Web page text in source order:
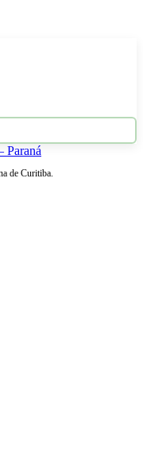
de Curitiba.